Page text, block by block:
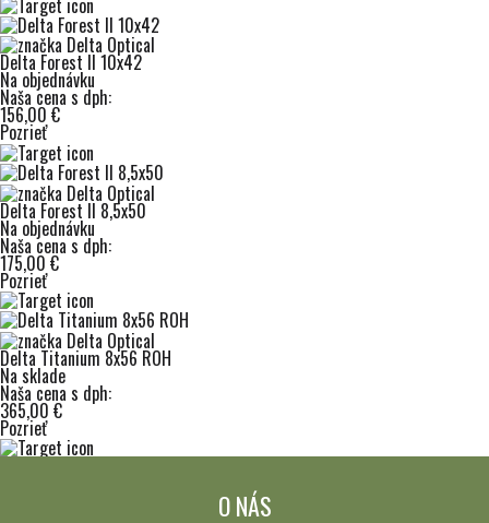
Delta Forest II 10x42
Na objednávku
Naša cena s dph:
156,00 €
Pozrieť
Delta Forest II 8,5x50
Na objednávku
Naša cena s dph:
175,00 €
Pozrieť
Delta Titanium 8x56 ROH
Na sklade
Naša cena s dph:
365,00 €
Pozrieť
O NÁS